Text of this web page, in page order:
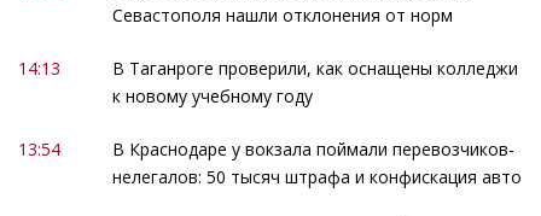
Севастополя нашли отклонения от норм
14:13
В Таганроге проверили, как оснащены колледжи
к новому учебному году
13:54
В Краснодаре у вокзала поймали перевозчиков-
нелегалов: 50 тысяч штрафа и конфискация авто